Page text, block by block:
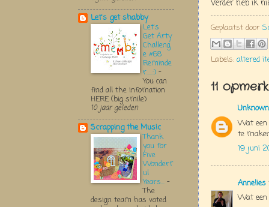
Verder heb ik
Geplaatst door
Labels: altered
11
Unknown
Wat een
te
19 juni
Annelies
Wat een
Let's get shabby
Let's
Get Arty
Challeng
e #68
Reminde
r.....:) -
You can
find all the infomation
HERE (big smile)
10 jaar geleden
Scrapping the Music
Thank
you for
Five
Wonderf
ul
Years... -
The
design team has voted